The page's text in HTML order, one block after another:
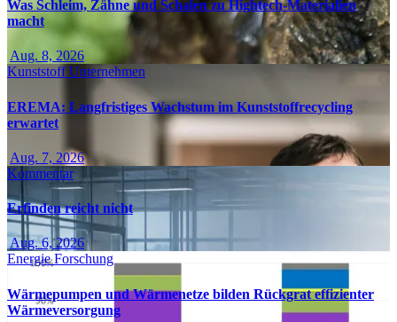
Was Schleim, Zähne und Schalen zu Hightech-Materialien
macht
Aug. 8, 2026
KunststoffUnternehmen
EREMA: Langfristiges Wachstum im Kunststoffrecycling
erwartet
Aug. 7, 2026
Kommentar
Erfinden reicht nicht
Aug. 6, 2026
EnergieForschung
Wärmepumpen und Wärmenetze bilden Rückgrat effizienter
Wärmeversorgung